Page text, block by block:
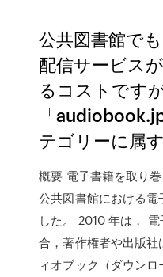
公共図書館で
配信サービス
るコストですが
「
テゴリーに属
概要 電子書籍を取り
公共図書館における
した。 2010 年は，
合，著作権者や出版
ィオブック（ダウン